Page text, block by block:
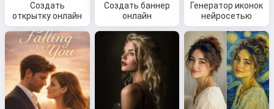
Создать
открытку онлайн
Создать баннер
онлайн
Генератор иконок
нейросетью